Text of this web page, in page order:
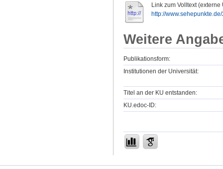
Link zum Volltext (externe
http://
Weitere
Publikationsform:
Institutionen der Universität:
Titel an der KU entstanden:
KU.edoc-ID: